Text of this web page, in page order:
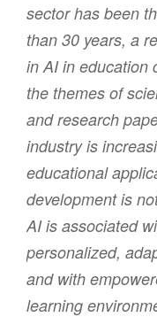
sector has been
than 30 years, a
in AI in education
the themes of
and research
industry is
educational
development is
AI is associated
personalized,
and with
learning